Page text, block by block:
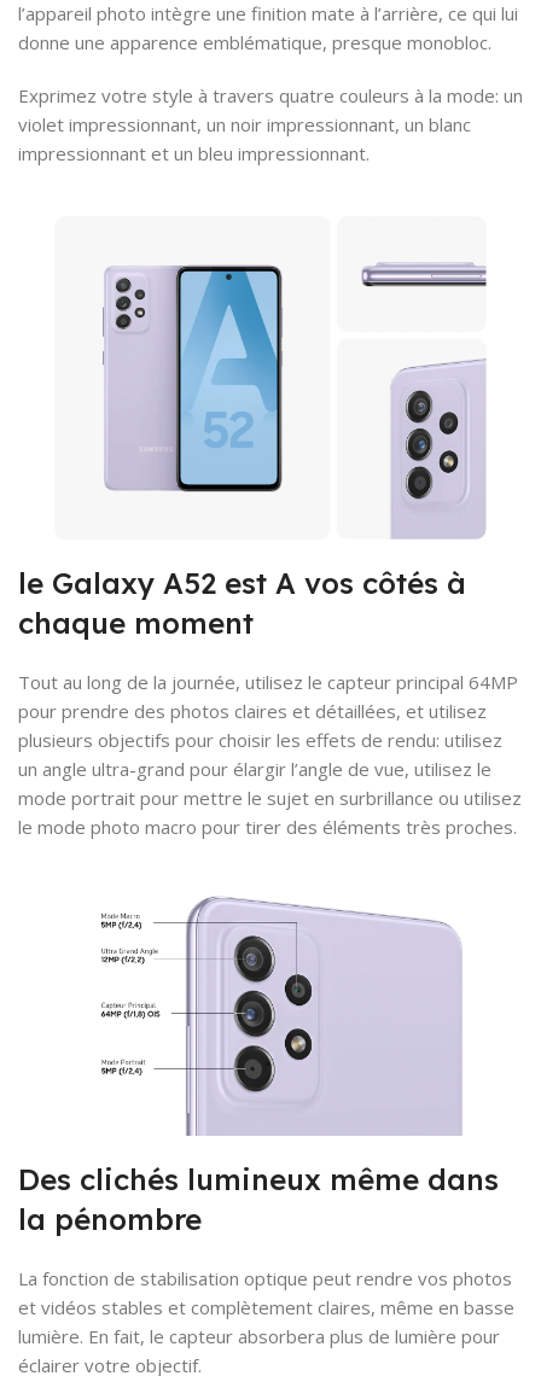
l’appareil photo intègre une finition mate à l’arrière, ce qui lui
donne une apparence emblématique, presque monobloc.
Exprimez votre style à travers quatre couleurs à la mode: un
violet impressionnant, un noir impressionnant, un blanc
impressionnant et un bleu impressionnant.
le Galaxy A52 est A vos côtés à
chaque moment
Tout au long de la journée, utilisez le capteur principal 64MP
pour prendre des photos claires et détaillées, et utilisez
plusieurs objectifs pour choisir les effets de rendu: utilisez
un angle ultra-grand pour élargir l’angle de vue, utilisez le
mode portrait pour mettre le sujet en surbrillance ou utilisez
le mode photo macro pour tirer des éléments très proches.
Des clichés lumineux même dans
la pénombre
La fonction de stabilisation optique peut rendre vos photos
et vidéos stables et complètement claires, même en basse
lumière. En fait, le capteur absorbera plus de lumière pour
éclairer votre objectif.